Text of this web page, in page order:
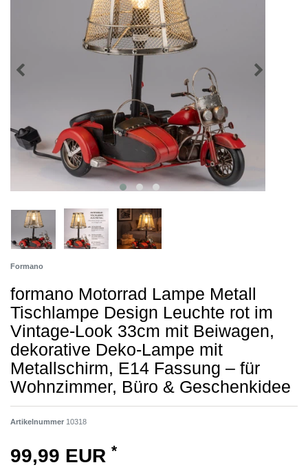
Formano
formano Motorrad Lampe Metall
Tischlampe Design Leuchte rot im
Vintage-Look 33cm mit Beiwagen,
dekorative Deko-Lampe mit
Metallschirm, E14 Fassung – für
Wohnzimmer, Büro & Geschenkidee
Artikelnummer 10318
99,99 EUR *